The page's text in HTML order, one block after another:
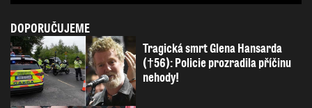
DOPORUČUJEME
Tragická smrt Glena Hansarda
(†56): Policie prozradila příčinu
nehody!